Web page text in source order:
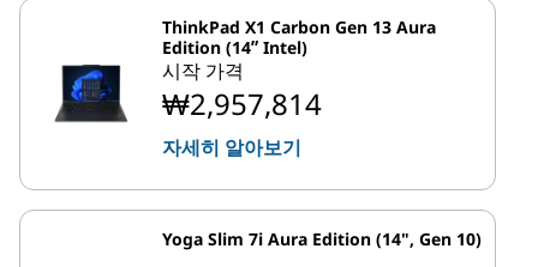
ThinkPad X1 Carbon Gen 13 Aura
Edition (14ʺ Intel)
시작 가격
₩2,957,814
자세히 알아보기
Yoga Slim 7i Aura Edition (14", Gen 10)